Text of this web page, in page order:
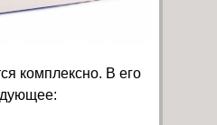
комплексно. В его